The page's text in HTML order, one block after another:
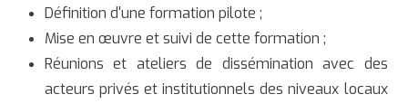
Définition d'une formation pilote ;
Mise en œuvre et suivi de cette formation ;
Réunions et ateliers de dissémination avec des
acteurs privés et institutionnels des niveaux locaux